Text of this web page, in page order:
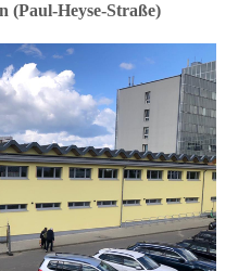
(Paul-Heyse-Straße)